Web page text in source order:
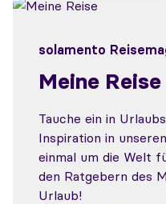
solamento
Meine Reise
Tauche ein in
Inspiration in
einmal um die Welt
den Ratgebern des
Urlaub!